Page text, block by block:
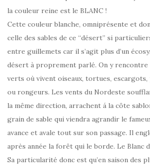
la couleur reine est le BLANC !
Cette couleur blanche, omniprésente et
celle des sables de ce “désert” si
entre guillemets car il s’agit plus d’un
désert à proprement parlé. On y rencontre
verts où vivent oiseaux, tortues,
ou rongeurs. Les vents du Nordeste
la même direction, arrachent á la côte
grain de sable qui viendra agrandir le
avance et avale tout sur son passage. Il
après année la forêt qui le borde. Le Blanc
Sa particularité donc est qu’en saison des